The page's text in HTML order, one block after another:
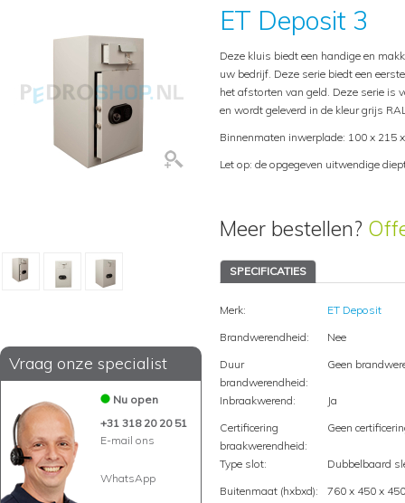
Vraag onze specialist
Nu open
+31 318 20 20 51
E-mail ons
WhatsApp
ET Deposit 3
Deze kluis biedt een handige en
uw bedrijf. Deze serie biedt een
het afstorten van geld. Deze serie is
en wordt geleverd in de kleur grijs
Binnenmaten inwerplade: 100 x 215
Let op: de opgegeven uitwendige
Meer bestellen?
SPECIFICATIES
Merk:
ET Deposit
Brandwerendheid:
Nee
Duur
brandwerendheid:
Geen
Inbraakwerend:
Ja
Certificering
braakwerendheid:
Geen
Type slot:
Dubbelbaard
Buitenmaat (hxbxd):
760 x 450 x